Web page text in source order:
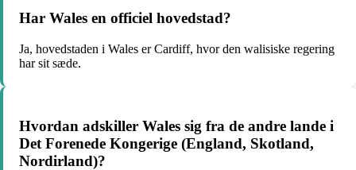
Har Wales en officiel hovedstad?
Ja, hovedstaden i Wales er Cardiff, hvor den walisiske regering
har sit sæde.
Hvordan adskiller Wales sig fra de andre lande i
Det Forenede Kongerige (England, Skotland,
Nordirland)?